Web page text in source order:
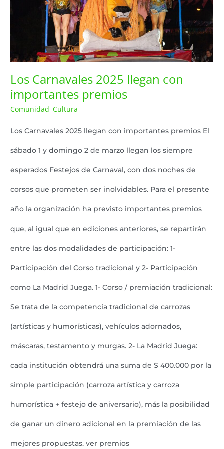
Los Carnavales 2025 llegan con
importantes premios
Comunidad ,Cultura
Los Carnavales 2025 llegan con importantes premios El
sábado 1 y domingo 2 de marzo llegan los siempre
esperados Festejos de Carnaval, con dos noches de
corsos que prometen ser inolvidables. Para el presente
año la organización ha previsto importantes premios
que, al igual que en ediciones anteriores, se repartirán
entre las dos modalidades de participación: 1-
Participación del Corso tradicional y 2- Participación
como La Madrid Juega. 1- Corso / premiación tradicional:
Se trata de la competencia tradicional de carrozas
(artísticas y humorísticas), vehículos adornados,
máscaras, testamento y murgas. 2- La Madrid Juega:
cada institución obtendrá una suma de $ 400.000 por la
simple participación (carroza artística y carroza
humorística + festejo de aniversario), más la posibilidad
de ganar un dinero adicional en la premiación de las
mejores propuestas. ver premios
con
importantes
premios